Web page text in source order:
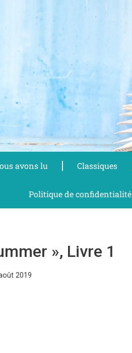
avons lu Classiques
Politique de confidentialité
», Livre 1
2019